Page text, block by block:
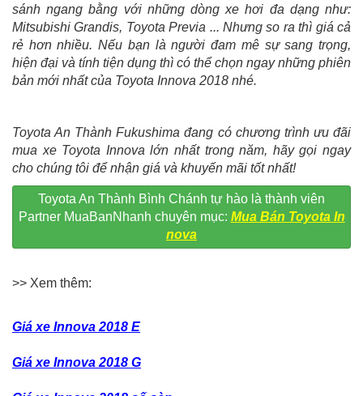
sánh ngang bằng với những dòng xe hơi đa dạng như:
Mitsubishi Grandis, Toyota Previa ... Nhưng so ra thì giá cả
rẻ hơn nhiều. Nếu bạn là người đam mê sự sang trọng,
hiện đại và tính tiện dụng thì có thể chọn ngay những phiên
bản mới nhất của Toyota Innova 2018 nhé.
Toyota An Thành Fukushima đang có chương trình ưu đãi
mua xe Toyota Innova lớn nhất trong năm, hãy gọi ngay
cho chúng tôi để nhận giá và khuyến mãi tốt nhất!
Toyota An Thành Bình Chánh tự hào là thành viên
Partner MuaBanNhanh chuyên mục: Mua Bán Toyota In
nova
>> Xem thêm:
Giá xe Innova 2018 E
Giá xe Innova 2018 G